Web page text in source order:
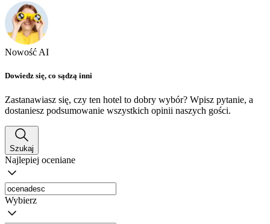
Nowość AI
Dowiedz się, co sądzą inni
Zastanawiasz się, czy ten hotel to dobry wybór? Wpisz pytanie, a
dostaniesz podsumowanie wszystkich opinii naszych gości.
Szukaj
Najlepiej oceniane
Wybierz